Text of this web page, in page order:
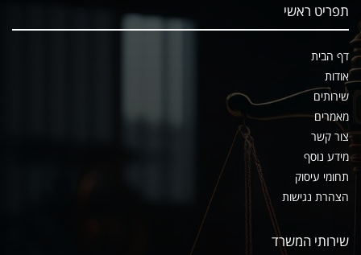
תפריט ראשי
דף הבית
אודות
שירותים
מאמרים
צור קשר
מידע נוסף
תחומי עיסוק
הצהרת נגישות
שירותי המשרד